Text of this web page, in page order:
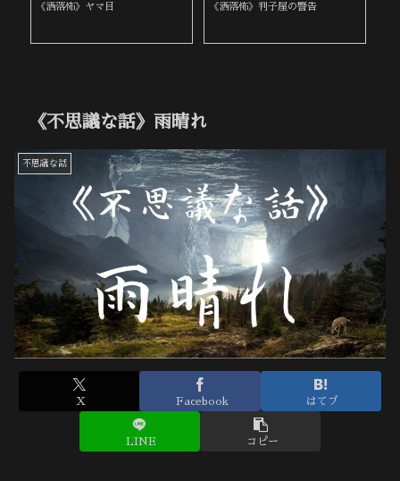
《洒落怖》喪服の女 《洒落怖》身内と他人
《不思議な話》雨晴れ
不思議な話
X Facebook はてブ
LINE コピー